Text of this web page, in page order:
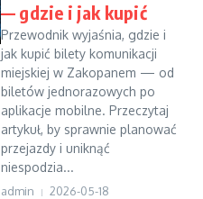
— gdzie i jak kupić
Przewodnik wyjaśnia, gdzie i
jak kupić bilety komunikacji
miejskiej w Zakopanem — od
biletów jednorazowych po
aplikacje mobilne. Przeczytaj
artykuł, by sprawnie planować
przejazdy i uniknąć
niespodzia...
admin 2026-05-18